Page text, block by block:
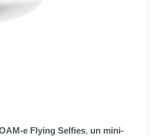
e Flying Selfies, un mini-